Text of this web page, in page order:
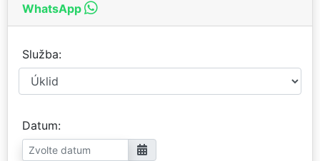
WhatsApp
Služba
Datum